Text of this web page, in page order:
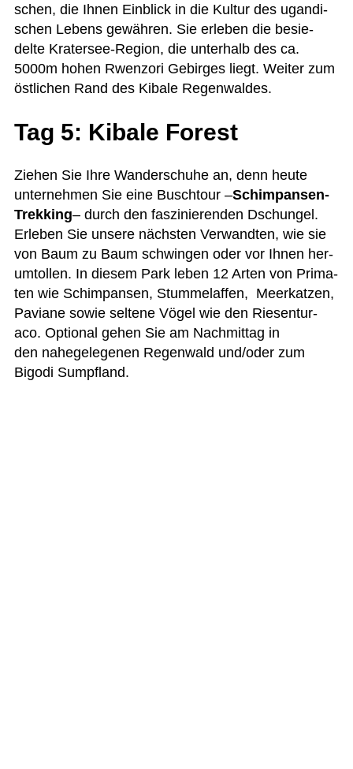
schen, die Ihnen Ein­blick in die Kul­tur des ugan­di­
schen Lebens gewäh­ren. Sie erle­ben die besie­
delte Kra­ter­see-Region, die unter­halb des ca.
5000m hohen Rwenz­ori Gebir­ges liegt. Wei­ter zum
öst­li­chen Rand des Kibale Regenwaldes.
Tag 5: Kibale Forest
Zie­hen Sie Ihre Wan­der­schuhe an, denn heute
unter­neh­men Sie eine Busch­tour –Schim­pan­sen-
Trek­king– durch den fas­zi­nie­ren­den Dschun­gel.
Erle­ben Sie unsere nächs­ten Ver­wand­ten, wie sie
von Baum zu Baum schwin­gen oder vor Ihnen her­
um­tol­len. In die­sem Park leben 12 Arten von Pri­ma­
ten wie Schim­pan­sen, Stum­mel­af­fen, Meer­kat­zen,
Paviane sowie sel­tene Vögel wie den Rie­sen­tur­
aco. Optio­nal gehen Sie am Nach­mit­tag in
den nahe­ge­le­ge­nen Regen­wald und/oder zum
Bigodi Sumpfland.